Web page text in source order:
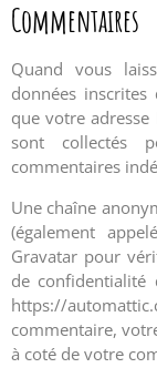
Commentaires
Quand vous
données
que votre
sont collectés
commentaires
Une chaîne
(également
Gravatar pour
de confidentialité
https://
commentaire,
à coté de votre